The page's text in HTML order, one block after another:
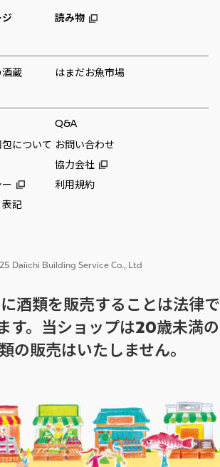
ジ 読み物
蔵 はまだお魚市場
Q&A
について お問い合わせ
協力会社
利用規約
記
Daiichi Building Service Co., Ltd
酒類を販売することは法律で
す。当ショップは20歳未満の
の販売はいたしません。